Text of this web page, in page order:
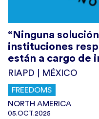
“Ninguna
instituciones
están a cargo de
RIAPD | MÉXICO
FREEDOMS
NORTH AMERICA
05.OCT.2025